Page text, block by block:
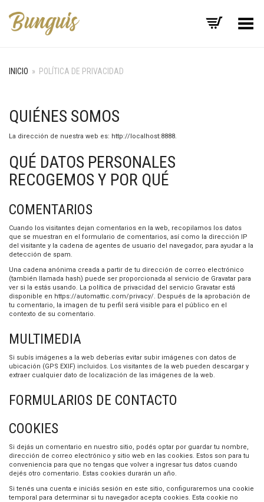
Menú
INICIO » POLÍTICA DE PRIVACIDAD
QUIÉNES SOMOS
La dirección de nuestra web es: http://localhost:8888.
QUÉ DATOS PERSONALES
RECOGEMOS Y POR QUÉ
COMENTARIOS
Cuando los visitantes dejan comentarios en la web, recopilamos los datos
que se muestran en el formulario de comentarios, así como la dirección IP
del visitante y la cadena de agentes de usuario del navegador, para ayudar a la
detección de spam.
Una cadena anónima creada a partir de tu dirección de correo electrónico
(también llamada hash) puede ser proporcionada al servicio de Gravatar para
ver si la estás usando. La política de privacidad del servicio Gravatar está
disponible en https://automattic.com/privacy/. Después de la aprobación de
tu comentario, la imagen de tu perfil será visible para el público en el
contexto de su comentario.
MULTIMEDIA
Si subís imágenes a la web deberías evitar subir imágenes con datos de
ubicación (GPS EXIF) incluidos. Los visitantes de la web pueden descargar y
extraer cualquier dato de localización de las imágenes de la web.
FORMULARIOS DE CONTACTO
COOKIES
Si dejás un comentario en nuestro sitio, podés optar por guardar tu nombre,
dirección de correo electrónico y sitio web en las cookies. Estos son para tu
conveniencia para que no tengas que volver a ingresar tus datos cuando
dejés otro comentario. Estas cookies durarán un año.
Si tenés una cuenta e iniciás sesión en este sitio, configuraremos una cookie
temporal para determinar si tu navegador acepta cookies. Esta cookie no